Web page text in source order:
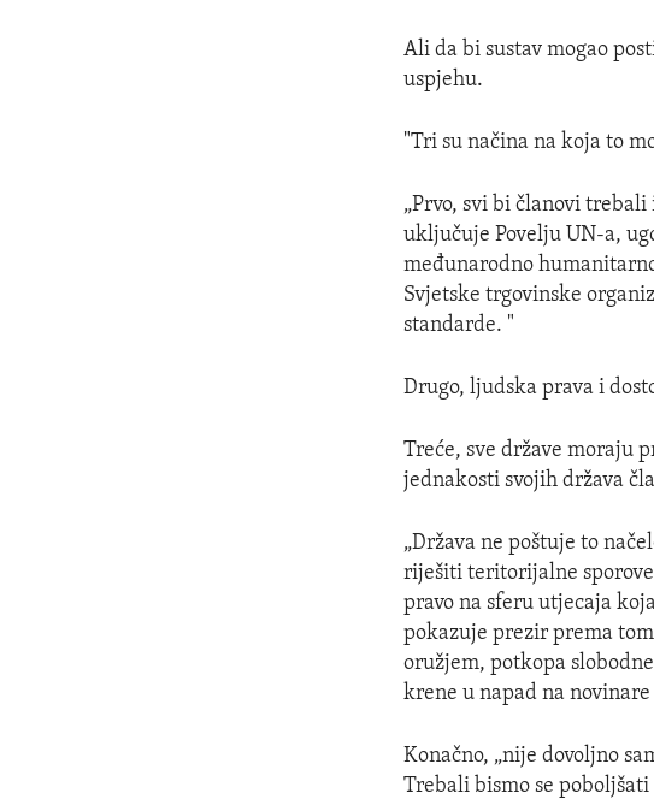
Ali da bi sustav mogao
uspjehu.
"Tri su načina na koja to
„Prvo, svi bi članovi
uključuje Povelju UN-a,
međunarodno
Svjetske trgovinske
standarde. "
Drugo, ljudska prava i
Treće, sve države moraju
jednakosti svojih država
„Država ne poštuje to
riješiti teritorijalne
pravo na sferu utjecaja
pokazuje prezir prema
oružjem, potkopa
krene u napad na
Konačno, „nije dovoljno
Trebali bismo se